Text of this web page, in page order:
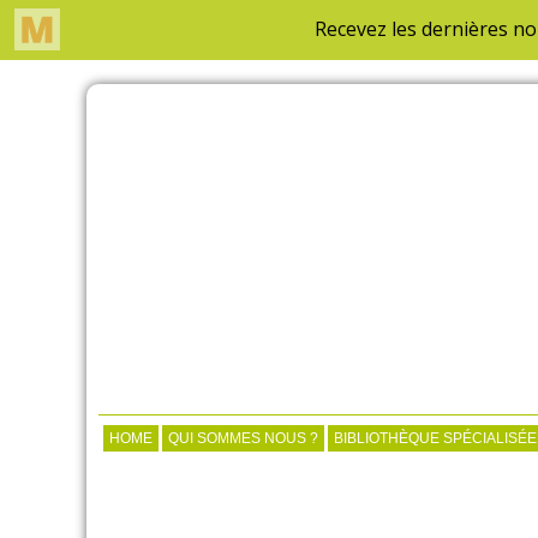
HOME QUI SOMMES NOUS ? BIBLIOTHÈQUE SPÉCIALISÉE